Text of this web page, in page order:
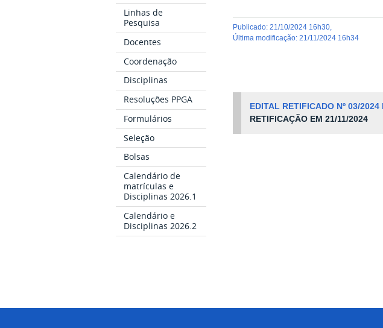
Linhas de
Pesquisa
Docentes
Coordenação
Disciplinas
Resoluções PPGA
Formulários
Seleção
Bolsas
Calendário de
matrículas e
Disciplinas 2026.1
Calendário e
Disciplinas 2026.2
publicado:21/10/2024 16h30
última modificação:21/11/2024 16h34
EDITAL RETIFICADO Nº 03/2024
RETIFICAÇÃO EM 21/11/2024